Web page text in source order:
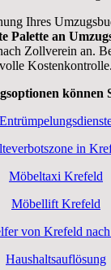
Ihres
Palette an
Zollverein an.
volle Kostenkontrolle.
können
in
Möbeltaxi Krefeld
Möbellift Krefeld
von Krefeld
Haushaltsauflösung